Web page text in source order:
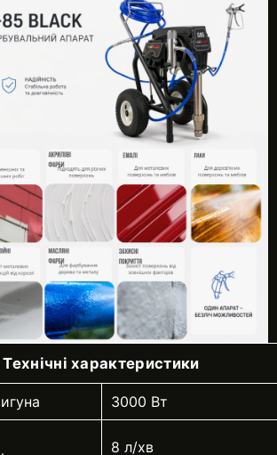
Технічні характеристики
3000 Вт
8 л/хв